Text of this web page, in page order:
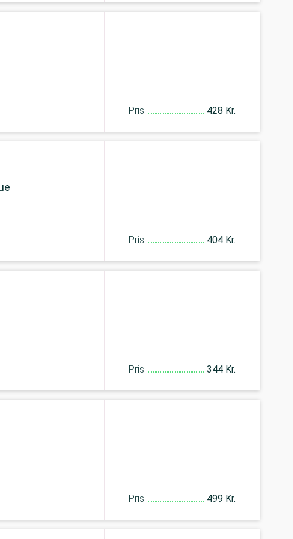
Pris 428 Kr.
Pris 404 Kr.
Pris 344 Kr.
Pris 499 Kr.